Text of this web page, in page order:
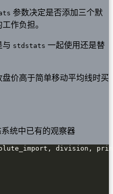
参数决定是否添加三个默
作负担。
与 stdstats 一起使用还是替
价高于简单移动平均线时买
系统中已有的观察器